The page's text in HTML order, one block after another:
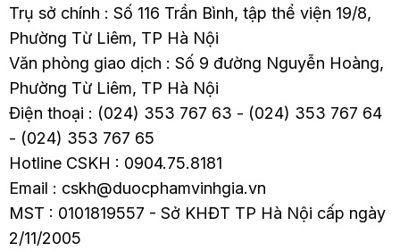
Trụ sở chính : Số 116 Trần Bình, tập thể viện 19/8,
Phường Từ Liêm, TP Hà Nội
Văn phòng giao dịch : Số 9 đường Nguyễn Hoàng,
Phường Từ Liêm, TP Hà Nội
Điện thoại : (024) 353 767 63 - (024) 353 767 64
- (024) 353 767 65
Hotline CSKH : 0904.75.8181
Email : cskh@duocphamvinhgia.vn
MST : 0101819557 - Sở KHĐT TP Hà Nội cấp ngày
2/11/2005